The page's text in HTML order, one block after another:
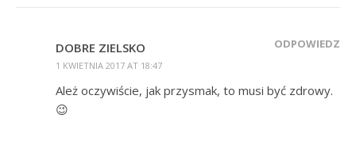
DOBRE ZIELSKO
1 KWIETNIA 2017 AT 18:47
ODPOWIEDZ
Ależ oczywiście, jak przysmak, to musi być zdrowy.
😉